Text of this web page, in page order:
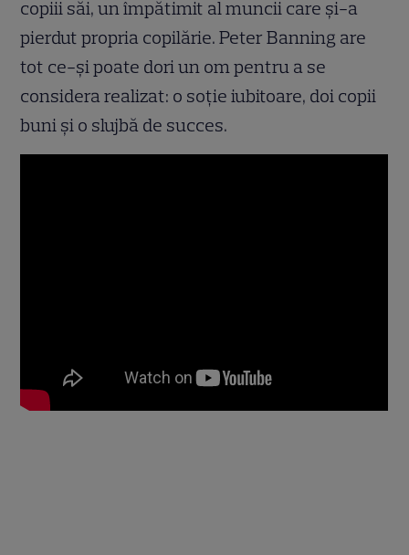
copiii săi, un împătimit al muncii care şi-a
pierdut propria copilărie. Peter Banning are
tot ce-şi poate dori un om pentru a se
considera realizat: o soţie iubitoare, doi copii
buni şi o slujbă de succes.